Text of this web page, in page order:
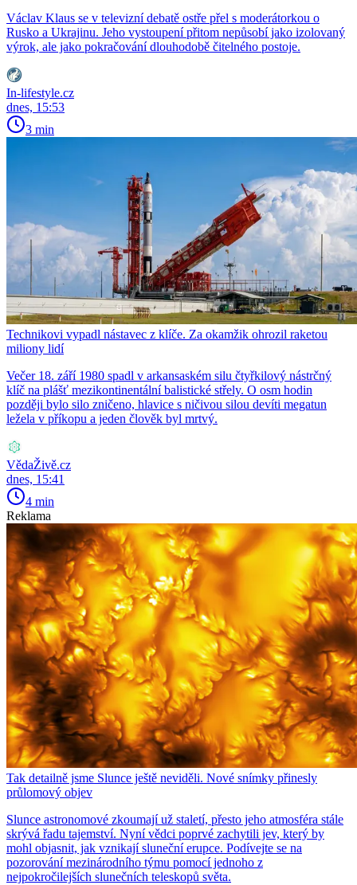
Václav Klaus se v televizní debatě ostře přel s moderátorkou o
Rusko a Ukrajinu. Jeho vystoupení přitom nepůsobí jako izolovaný
výrok, ale jako pokračování dlouhodobě čitelného postoje.
In-lifestyle.cz
dnes, 15:53
3 min
Technikovi vypadl nástavec z klíče. Za okamžik ohrozil raketou
miliony lidí
Večer 18. září 1980 spadl v arkansaském silu čtyřkilový nástrčný
klíč na plášť mezikontinentální balistické střely. O osm hodin
později bylo silo zničeno, hlavice s ničivou silou devíti megatun
ležela v příkopu a jeden člověk byl mrtvý.
VědaŽivě.cz
dnes, 15:41
4 min
Reklama
Tak detailně jsme Slunce ještě neviděli. Nové snímky přinesly
průlomový objev
Slunce astronomové zkoumají už staletí, přesto jeho atmosféra stále
skrývá řadu tajemství. Nyní vědci poprvé zachytili jev, který by
mohl objasnit, jak vznikají sluneční erupce. Podívejte se na
pozorování mezinárodního týmu pomocí jednoho z
nejpokročilejších slunečních teleskopů světa.